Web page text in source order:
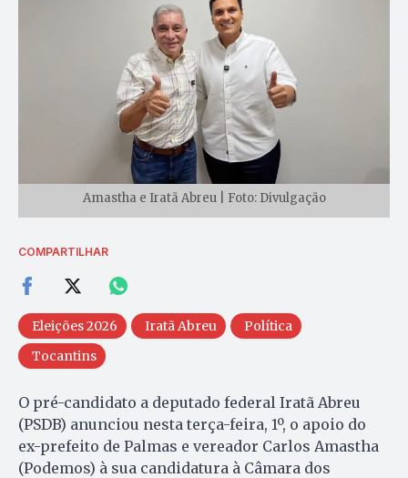
Amastha e Iratã Abreu | Foto: Divulgação
COMPARTILHAR
Eleições 2026 Iratã Abreu
Política
Tocantins
O pré-candidato a deputado federal Iratã Abreu
(PSDB) anunciou nesta terça-feira, 1º, o apoio do
ex-prefeito de Palmas e vereador Carlos Amastha
(Podemos) à sua candidatura à Câmara dos